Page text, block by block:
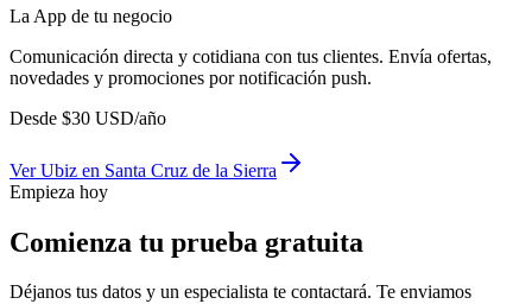
La App de tu negocio
Comunicación directa y cotidiana con tus clientes. Envía ofertas,
novedades y promociones por notificación push.
Desde $30 USD/año
VerUbiz en Santa Cruz de la Sierra
Empieza hoy
Comienza tu prueba gratuita
Déjanos tus datos y un especialista te contactará. Te enviamos